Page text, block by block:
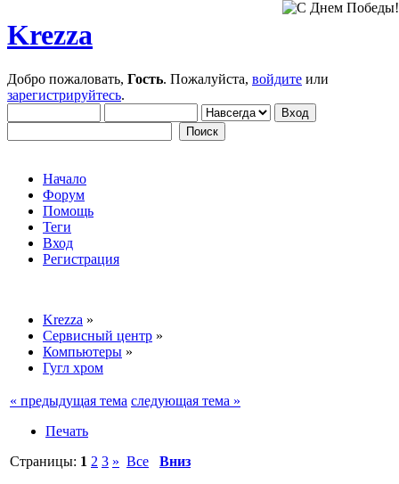
Krezza
Добро пожаловать, Гость. Пожалуйста, войдите или
зарегистрируйтесь.
Начало
Форум
Помощь
Теги
Вход
Регистрация
Krezza »
Сервисный центр »
Компьютеры »
Гугл хром
« предыдущая тема следующая тема »
Печать
Страницы: 1 2 3 » Все Вниз